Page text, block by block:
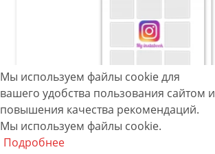
Instabook
СОЗДАТЬ СЕЙЧАС
Мы используем файлы cookie для
вашего удобства пользования сайтом и
повышения качества рекомендаций.
Мы используем файлы cookie.
Подробнее